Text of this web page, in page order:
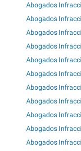
Abogados
Abogados
Abogados
Abogados
Abogados
Abogados
Abogados
Abogados
Abogados
Abogados
Abogados